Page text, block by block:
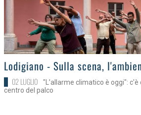
>Lodigiano - Sulla scena,
02 LUGLIO
"L’allarme climatico è oggi": c'è
centro del palco